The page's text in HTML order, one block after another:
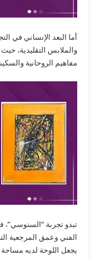
أما البعد الإنساني في
والملابس التقليدية،
مفاهيم الروحانية
تبدو تجربة “السنوسي”،
الفني وعمق المرجعية
يجعل اللوحة لديه